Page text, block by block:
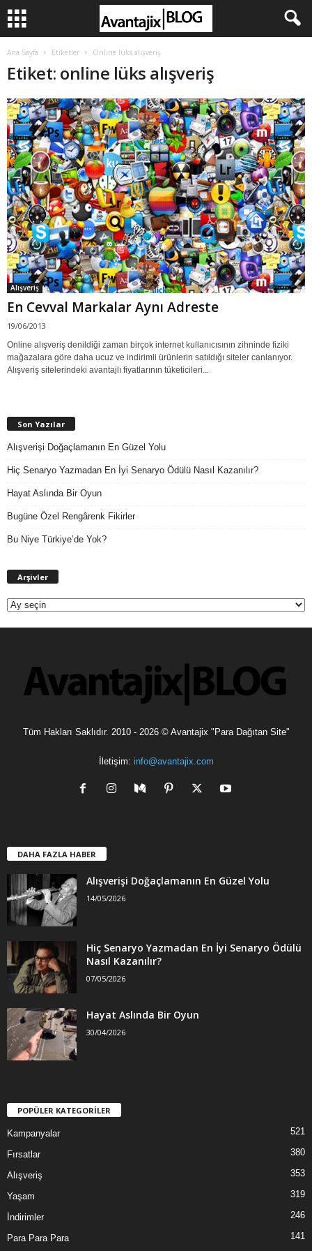
Ana Sayfa Etiketler Online lüks alışveriş
Etiket: online lüks alışveriş
Alışveriş
En Cevval Markalar Aynı Adreste
19/06/2013
Online alışveriş denildiği zaman birçok internet kullanıcısının zihninde fiziki
mağazalara göre daha ucuz ve indirimli ürünlerin satıldığı siteler canlanıyor.
Alışveriş sitelerindeki avantajlı fiyatlarının tüketicileri...
Son Yazılar
Alışverişi Doğaçlamanın En Güzel Yolu
Hiç Senaryo Yazmadan En İyi Senaryo Ödülü Nasıl Kazanılır?
Hayat Aslında Bir Oyun
Bugüne Özel Rengârenk Fikirler
Bu Niye Türkiye’de Yok?
Arşivler
Tüm Hakları Saklıdır. 2010 - 2026 © Avantajix "Para Dağıtan Site"
İletişim: info@avantajix.com
DAHA FAZLA HABER
Alışverişi Doğaçlamanın En Güzel Yolu
14/05/2026
Hiç Senaryo Yazmadan En İyi Senaryo Ödülü
Nasıl Kazanılır?
07/05/2026
Hayat Aslında Bir Oyun
30/04/2026
POPÜLER KATEGORİLER
Kampanyalar 521
Fırsatlar 380
Alışveriş 353
Yaşam 319
İndirimler 246
Para Para Para 141